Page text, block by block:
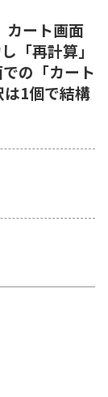
ート画面
「再計算」
の「カート
1個で結構